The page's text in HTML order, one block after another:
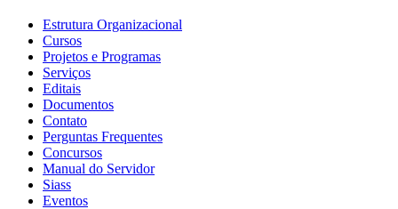
Estrutura Organizacional
Cursos
Projetos e Programas
Serviços
Editais
Documentos
Contato
Perguntas Frequentes
Concursos
Manual do Servidor
Siass
Eventos